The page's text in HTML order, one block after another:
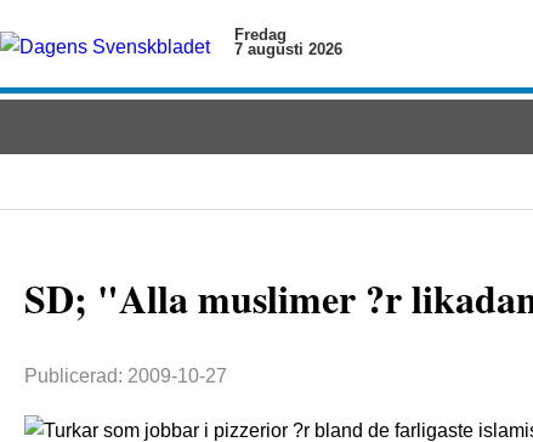
Fredag
7 augusti 2026
SD; "Alla muslimer ?r
Publicerad: 2009-10-27